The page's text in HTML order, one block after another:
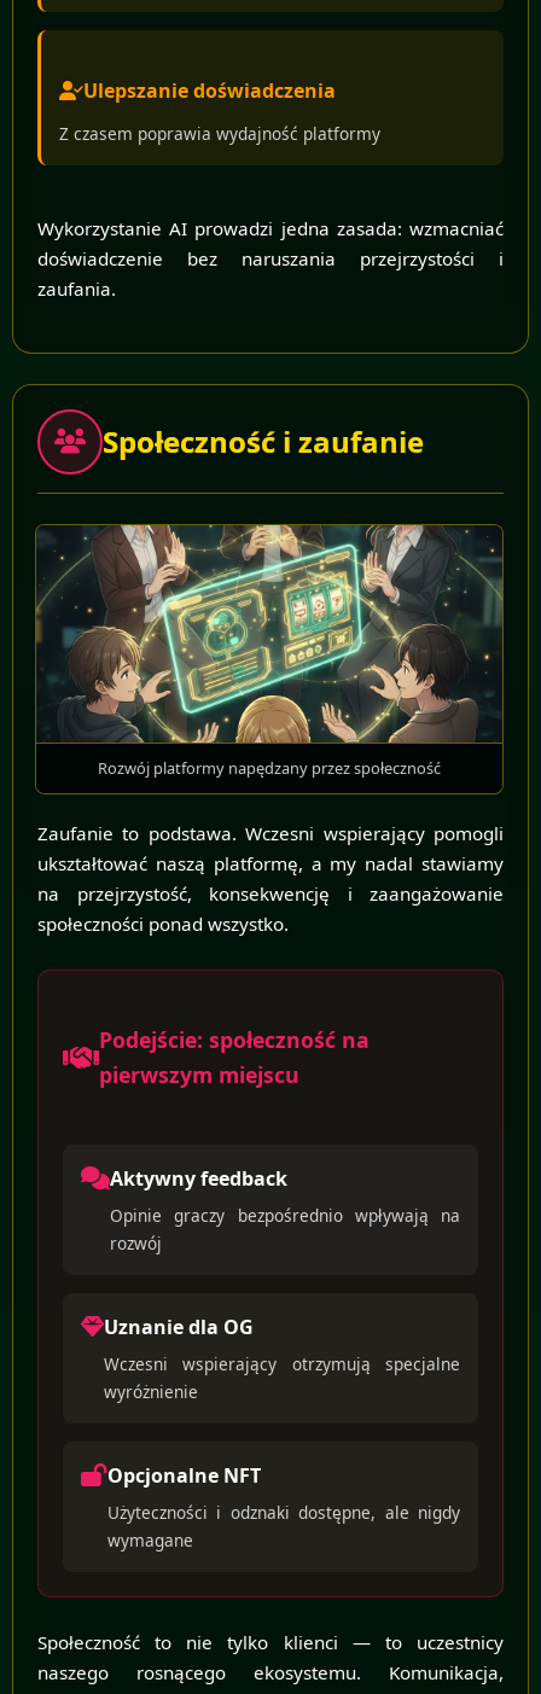
Ulepszanie doświadczenia
Z czasem poprawia wydajność platformy
Wykorzystanie AI prowadzi jedna zasada: wzmacniać
doświadczenie bez naruszania przejrzystości i
zaufania.
Społeczność i zaufanie
Rozwój platformy napędzany przez społeczność
Zaufanie to podstawa. Wczesni wspierający pomogli
ukształtować naszą platformę, a my nadal stawiamy
na przejrzystość, konsekwencję i zaangażowanie
społeczności ponad wszystko.
Podejście: społeczność na
pierwszym miejscu
Aktywny feedback
Opinie graczy bezpośrednio wpływają na
rozwój
Uznanie dla OG
Wczesni wspierający otrzymują specjalne
wyróżnienie
Opcjonalne NFT
Użyteczności i odznaki dostępne, ale nigdy
wymagane
Społeczność to nie tylko klienci — to uczestnicy
naszego rosnącego ekosystemu. Komunikacja,